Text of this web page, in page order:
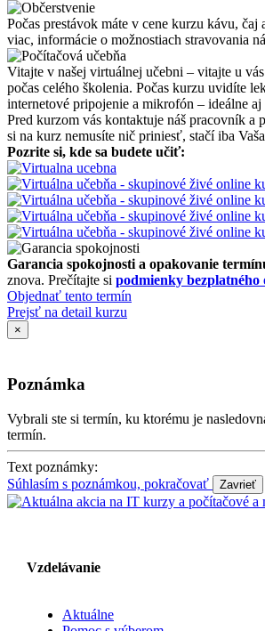
Počas prestávok máte v cene kurzu kávu,
viac, informácie o možnostiach stravovania
Vitajte v našej virtuálnej učebni – vitajte u
počas celého školenia. Počas kurzu uvidíte
internetové pripojenie a mikrofón – ideálne
Pred kurzom vás kontaktuje náš pracovník a
si na kurz nemusíte nič priniesť, stačí iba
Pozrite si, kde sa budete učiť:
Garancia spokojnosti a opakovanie
znova. Prečítajte si podmienky
Objednať tento termín
Prejsť na detail kurzu
×
Poznámka
Vybrali ste si termín, ku ktorému je
termín.
Text poznámky:
Súhlasím s poznámkou, pokračovať
Vzdelávanie
Aktuálne